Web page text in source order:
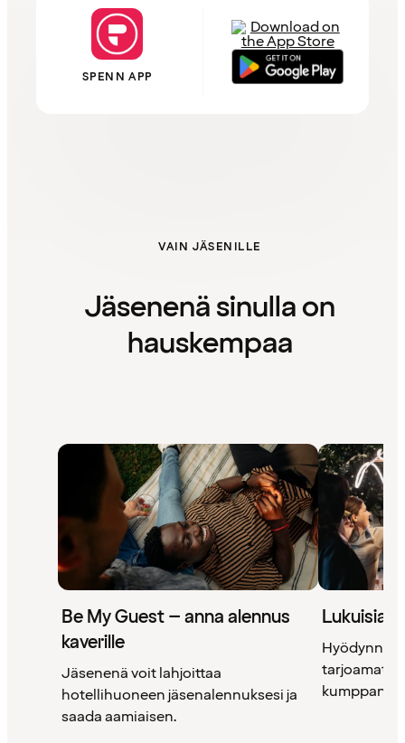
SPENN APP
VAIN JÄSENILLE
Jäsenenä sinulla on
hauskempaa
Be My Guest – anna alennus
kaverille
Jäsenenä voit lahjoittaa
hotellihuoneen jäsenalennuksesi ja
saada aamiaisen.
Lukuisia
Hyödynnä
tarjoamat